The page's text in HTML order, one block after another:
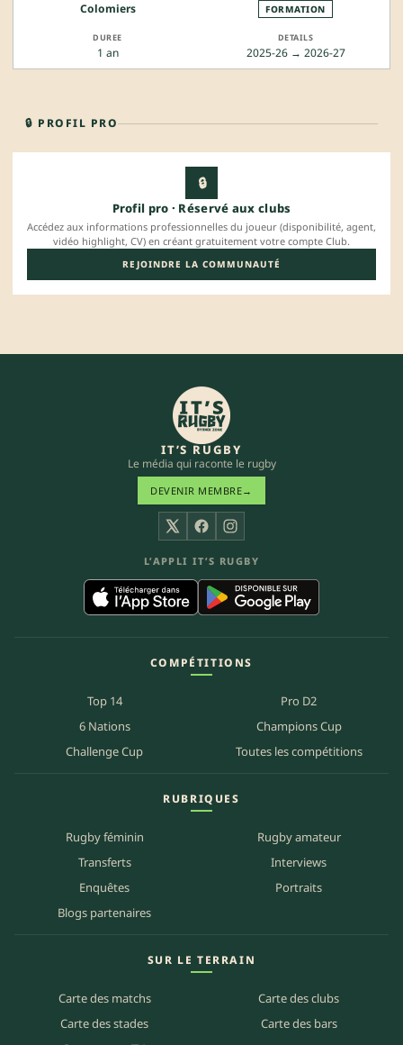
Colomiers FORMATION
1 an 2025-26 → 2026-27
🔒 PROFIL PRO
🔒
Profil pro · Réservé aux clubs
Accédez aux informations professionnelles du joueur (disponibilité, agent,
vidéo highlight, CV) en créant gratuitement votre compte Club.
REJOINDRE LA COMMUNAUTÉ
IT’S RUGBY
Le média qui raconte le rugby
DEVENIR MEMBRE→
X FacebookInstagram
L’APPLI IT’S RUGBY
COMPÉTITIONS
Top 14
Pro D2
6 Nations
Champions Cup
Challenge Cup
Toutes les compétitions
RUBRIQUES
Rugby féminin
Rugby amateur
Transferts
Interviews
Enquêtes
Portraits
Blogs partenaires
SUR LE TERRAIN
Carte des matchs
Carte des clubs
Carte des stades
Carte des bars